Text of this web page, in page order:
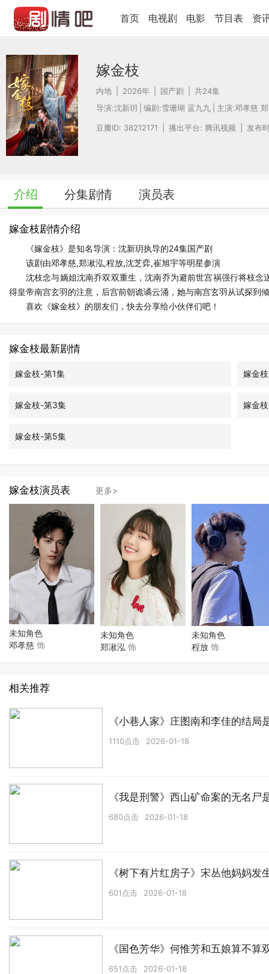
首页 电视剧 电影 节目表 资
嫁金枝
内地 2026年 国产剧
共24集
导演:沈新玥 编剧:雪珊瑚 蓝九九 主演:邓孝慈
豆瓣ID: 38212171 播出平台: 腾讯视频 发布
介绍 分集剧情 演员表
嫁金枝剧情介绍
《嫁金枝》是知名导演：沈新玥执导的24集国产剧
该剧由邓孝慈,郑湫泓,程放,沈芝弈,崔旭宇等明星参演
沈枝念与嫡姐沈南乔双双重生，沈南乔为避前世宫祸强行将枝
得皇帝南宫玄羽的注意，后宫前朝诡谲云涌，她与南宫玄羽从试探到
喜欢《嫁金枝》的朋友们，快去分享给小伙伴们吧！
嫁金枝最新剧情
嫁金枝-第1集 嫁金
嫁金枝-第3集 嫁金
嫁金枝-第5集
嫁金枝演员表 更多>
未知角色
邓孝慈 饰
未知角色
郑湫泓 饰
未知角色
程放 饰
相关推荐
《小巷人家》庄图南和李佳的结局
1110点击 2026-01-18
《我是刑警》西山矿命案的无名尸
680点击 2026-01-18
《树下有片红房子》宋丛他妈妈发
601点击 2026-01-18
《国色芳华》何惟芳和五娘算不算
651点击 2026-01-18